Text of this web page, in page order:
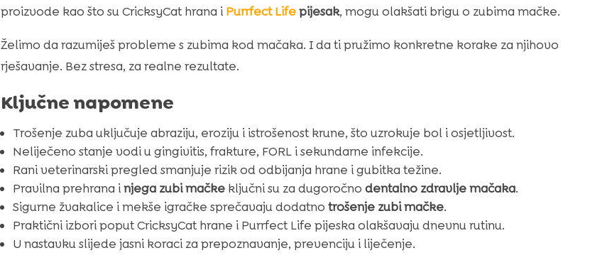
proizvode kao što su CricksyCat hrana i Purrfect Lifepijesak, mogu olakšati brigu o zubima mačke.
Želimo da razumiješ probleme s zubima kod mačaka. I da ti pružimo konkretne korake za njihovo
rješavanje. Bez stresa, za realne rezultate.
Ključne napomene
Trošenje zuba uključuje abraziju, eroziju i istrošenost krune, što uzrokuje bol i osjetljivost.
Neliječeno stanje vodi u gingivitis, frakture, FORL i sekundarne infekcije.
Rani veterinarski pregled smanjuje rizik od odbijanja hrane i gubitka težine.
Pravilna prehrana injega zubi mačkeključni su za dugoročno dentalno zdravlje mačaka.
Sigurne žvakalice i mekše igračke sprečavaju dodatno trošenje zubi mačke.
Praktični izbori poput CricksyCat hrane i Purrfect Life pijeska olakšavaju dnevnu rutinu.
U nastavku slijede jasni koraci za prepoznavanje, prevenciju i liječenje.